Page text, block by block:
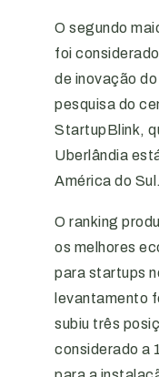
O segundo
foi
de inovação
pesquisa do
StartupBlink,
Uberlândia
América do Sul.
O ranking
os melhores
para startups
levantamento
subiu três
considerado a